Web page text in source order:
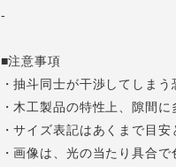
-
■注意事項
・抽斗同士が干渉してしま
・木工製品の特性上、隙間
・サイズ表記はあくまで目安
・画像は、光の当たり具合